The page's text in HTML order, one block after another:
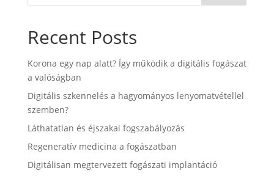
Recent Posts
Korona egy nap alatt? Így működik a digitális fogászat
a valóságban
Digitális szkennelés a hagyományos lenyomatvétellel
szemben?
Láthatatlan és éjszakai fogszabályozás
Regeneratív medicina a fogászatban
Digitálisan megtervezett fogászati implantáció